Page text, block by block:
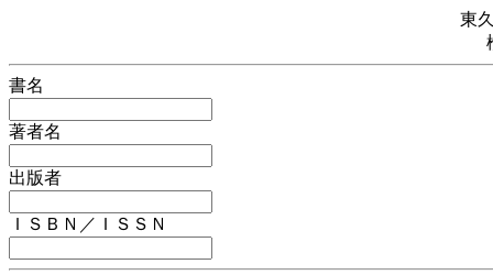
東
書名
著者名
出版者
ＩＳＢＮ／ＩＳＳＮ